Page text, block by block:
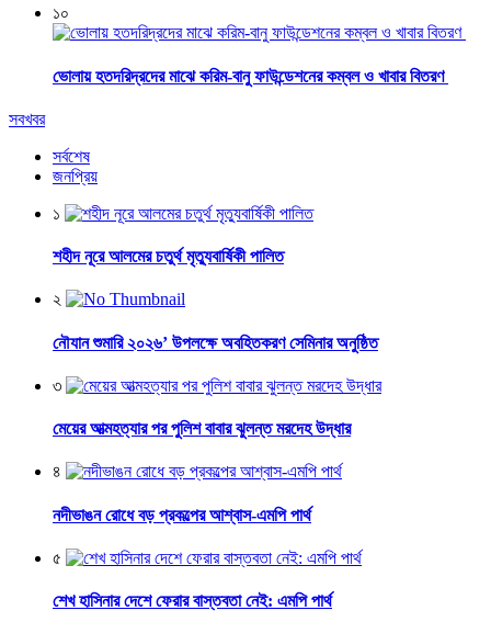
১০
ভোলায় হতদরিদ্রদের মাঝে করিম-বানু ফাউন্ডেশনের কম্বল ও খাবার বিতরণ
সবখবর
সর্বশেষ
জনপ্রিয়
১
শহীদ নূরে আলমের চতুর্থ মৃত্যুবার্ষিকী পালিত
২
নৌযান শুমারি ২০২৬’ উপলক্ষে অবহিতকরণ সেমিনার অনুষ্ঠিত
৩
মেয়ের আত্মহত্যার পর পুলিশ বাবার ঝুলন্ত মরদেহ উদ্ধার
৪
নদীভাঙন রোধে বড় প্রকল্পের আশ্বাস-এমপি পার্থ
৫
শেখ হাসিনার দেশে ফেরার বাস্তবতা নেই: এমপি পার্থ